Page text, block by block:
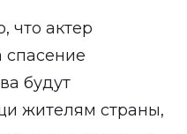
что актер
спасение
будут
жителям страны,